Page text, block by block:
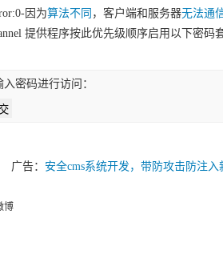
因为算法不同 ，客户端和服务器无法通
提供程序按此优先级顺序启用以下密
密码进行访问：
广告： 安全cms系统开发，带防攻击防注入
博